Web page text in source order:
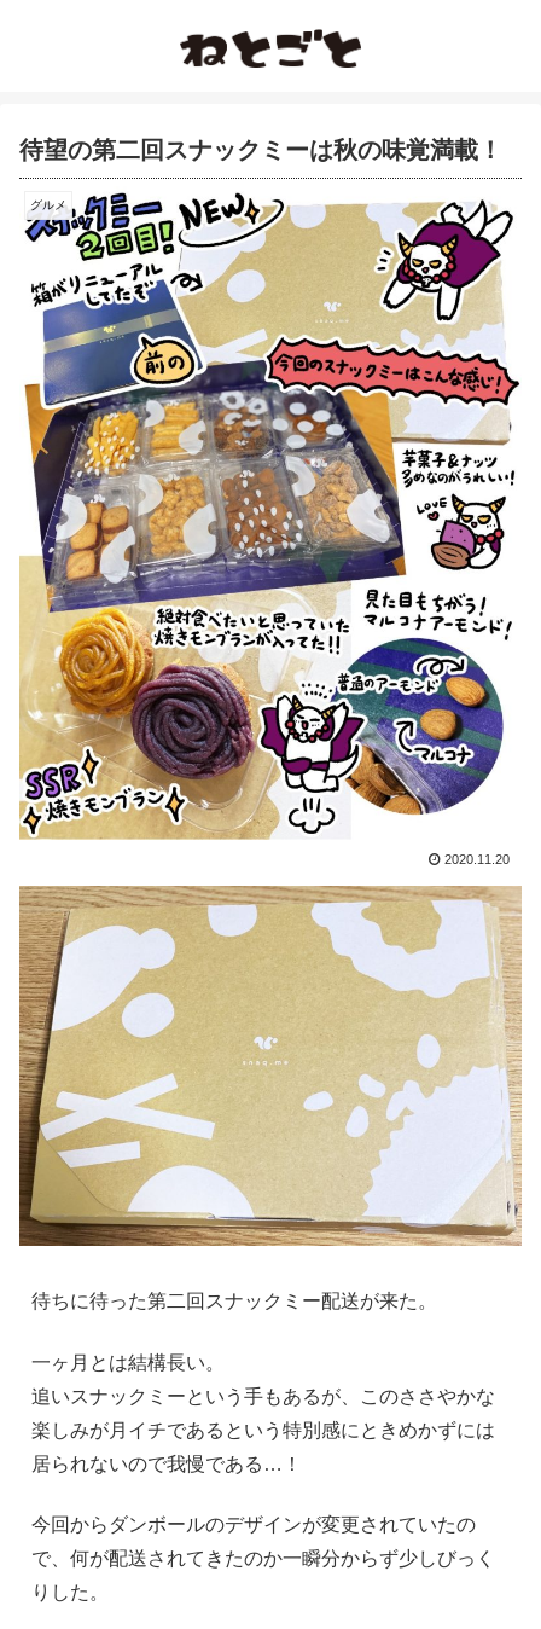
待望の第二回スナックミーは秋の味覚満載！
グルメ
2020.11.20
待ちに待った第二回スナックミー配送が来た。
一ヶ月とは結構長い。
追いスナックミーという手もあるが、このささやかな
楽しみが月イチであるという特別感にときめかずには
居られないので我慢である…！
今回からダンボールのデザインが変更されていたの
で、何が配送されてきたのか一瞬分からず少しびっく
りした。